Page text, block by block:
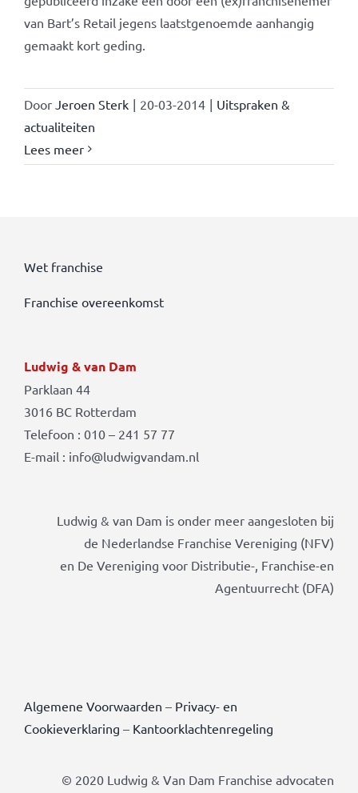
van Bart’s Retail jegens laatstgenoemde aanhangig
gemaakt kort geding.
Door Jeroen Sterk | 20-03-2014 | Uitspraken &
actualiteiten
Lees meer
Wet franchise
Franchise overeenkomst
Ludwig & van Dam
Parklaan 44
3016 BC Rotterdam
Telefoon : 010 – 241 57 77
E-mail : info@ludwigvandam.nl
Ludwig & van Dam is onder meer aangesloten bij
de Nederlandse Franchise Vereniging (NFV)
en De Vereniging voor Distributie-, Franchise-en
Agentuurrecht (DFA)
Algemene Voorwaarden – Privacy- en
Cookieverklaring – Kantoorklachtenregeling
© 2020 Ludwig & Van Dam Franchise advocaten